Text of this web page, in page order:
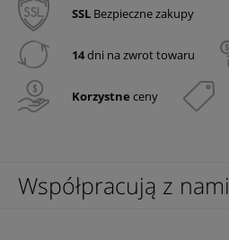
SSL Bezpieczne zakupy
14dni na zwrot towaru
Korzystne ceny
Współpracują z nami